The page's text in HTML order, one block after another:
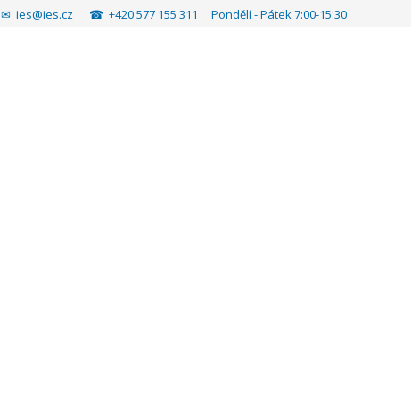
✉ ies@ies.cz ☎ +420 577 155 311 Pondělí - Pátek 7:00-15:30